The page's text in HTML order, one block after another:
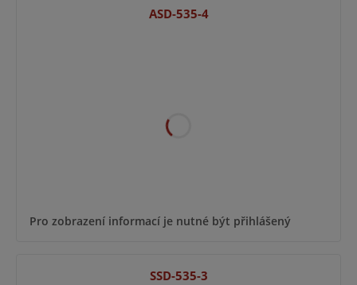
ASD-535-4
Pro zobrazení informací je nutné být přihlášený
SSD-535-3